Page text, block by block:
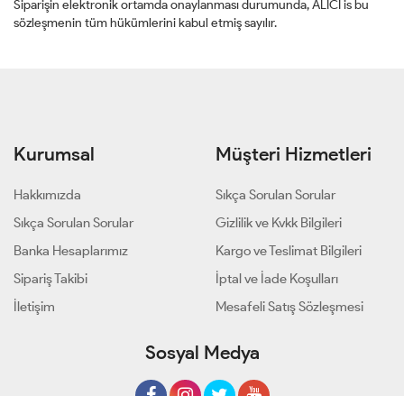
Siparişin elektronik ortamda onaylanması durumunda, ALICI is bu
sözleşmenin tüm hükümlerini kabul etmiş sayılır.
Kurumsal
Hakkımızda
Sıkça Sorulan Sorular
Banka Hesaplarımız
Sipariş Takibi
İletişim
Müşteri Hizmetleri
Sıkça Sorulan Sorular
Gizlilik ve Kvkk Bilgileri
Kargo ve Teslimat Bilgileri
İptal ve İade Koşulları
Mesafeli Satış Sözleşmesi
Sosyal Medya